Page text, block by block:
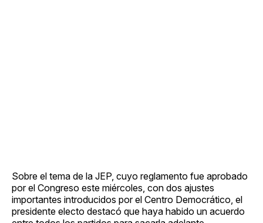
Sobre el tema de la JEP, cuyo reglamento fue aprobado
por el Congreso este miércoles, con dos ajustes
importantes introducidos por el Centro Democrático, el
presidente electo destacó que haya habido un acuerdo